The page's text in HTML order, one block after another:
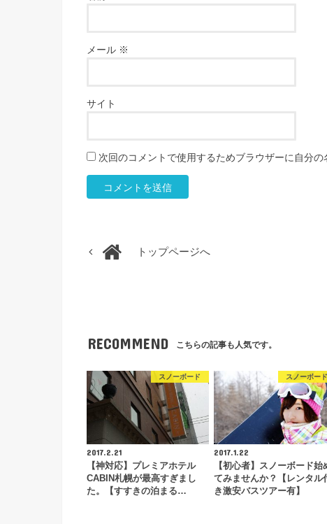
メール ※
サイト
次回のコメントで使用するためブラウザーに自分
トップページへ
RECOMMEND こちらの記事も人気です。
スノーボード
2017.2.21
【神対応】プレミアホテル
CABIN札幌が最高すぎまし
た。【すすきの泊まる…
スノーボード
2017.1.22
【初心者】スノーボード始
てみませんか？【レンタル
き激安バスツアー有】